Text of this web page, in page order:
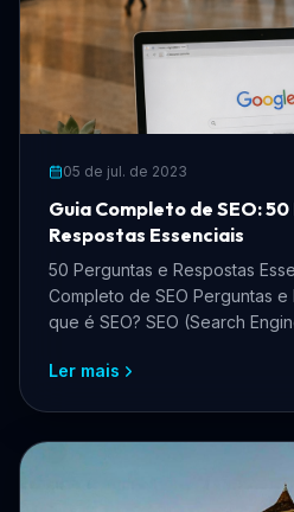
05 de jul. de 2023
Guia Completo de SEO:
Respostas Essenciais
50 Perguntas e Respostas
Completo de SEO Perguntas e
que é SEO? SEO (Search
Ler mais